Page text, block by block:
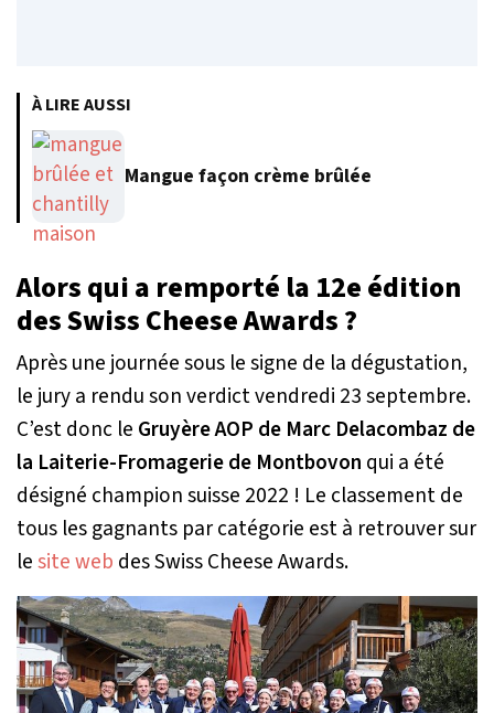
À LIRE AUSSI
Mangue façon crème brûlée
Alors qui a remporté la 12e édition
des Swiss Cheese Awards ?
Après une journée sous le signe de la dégustation,
le jury a rendu son verdict vendredi 23 septembre.
C’est donc le Gruyère AOP de Marc Delacombaz de
la Laiterie-Fromagerie de Montbovon qui a été
désigné champion suisse 2022 ! Le classement de
tous les gagnants par catégorie est à retrouver sur
lesite web des Swiss Cheese Awards.